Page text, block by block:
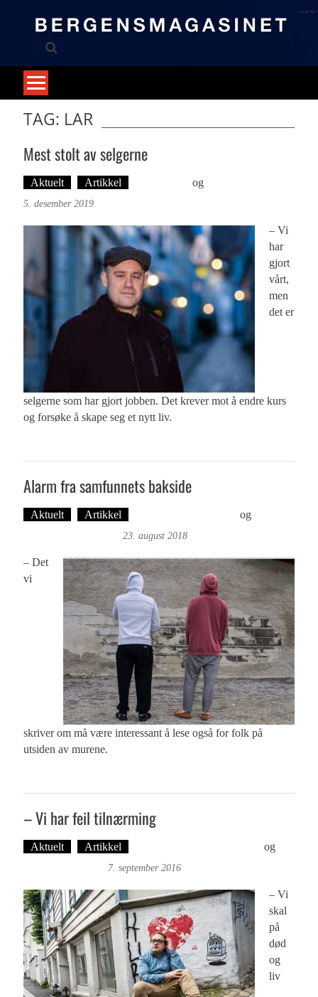
TAG: LAR
Mest stolt av selgerne
Aktuelt Artikkel og
5. desember 2019
– Vi
har
gjort
vårt,
men
det er
selgerne som har gjort jobben. Det krever mot å endre kurs
og forsøke å skape seg et nytt liv.
Alarm fra samfunnets bakside
Aktuelt Artikkel og
23. august 2018
– Det
vi
skriver om må være interessant å lese også for folk på
utsiden av murene.
– Vi har feil tilnærming
Aktuelt Artikkel
og
7. september 2016
– Vi
skal
på
død
og
liv